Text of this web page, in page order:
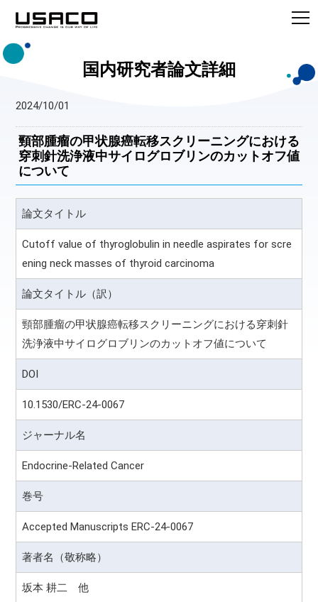
国内研究者論文詳細
2024/10/01
頸部腫瘤の甲状腺癌転移スクリーニングにおける
穿刺針洗浄液中サイログロブリンのカットオフ値
について
論文タイトル
Cutoff value of thyroglobulin in needle aspirates for scre
ening neck masses of thyroid carcinoma
論文タイトル（訳）
頸部腫瘤の甲状腺癌転移スクリーニングにおける穿刺針
洗浄液中サイログロブリンのカットオフ値について
DOI
10.1530/ERC-24-0067
ジャーナル名
Endocrine-Related Cancer
巻号
Accepted Manuscripts ERC-24-0067
著者名（敬称略）
坂本 耕二 他